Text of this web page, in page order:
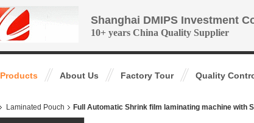
Shanghai DMIPS Investment
10+ years China Quality Supplier
Products About Us Factory Tour Quality
Laminated Pouch Full Automatic Shrink film laminating machine with